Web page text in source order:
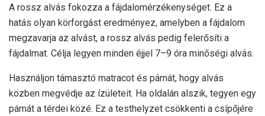
A rossz alvás fokozza a fájdalomérzékenységet. Ez a
hatás olyan körforgást eredményez, amelyben a fájdalom
megzavarja az alvást, a rossz alvás pedig felerősíti a
fájdalmat. Célja legyen minden éjjel 7–9 óra minőségi alvás.
Használjon támasztó matracot és párnát, hogy alvás
közben megvédje az ízületeit. Ha oldalán alszik, tegyen egy
párnát a térdei közé. Ez a testhelyzet csökkenti a csípőjére